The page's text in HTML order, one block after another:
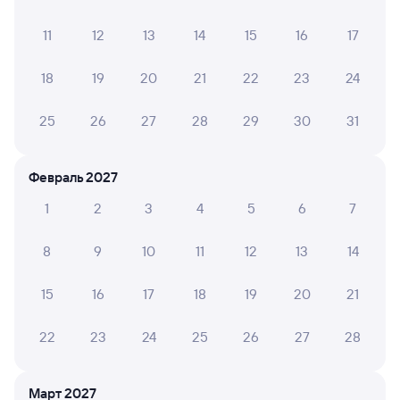
Отель Де Муазель
4 ⁠455 ⁠₽
Ласточкино гнездо
7 ⁠000 ⁠₽
Отзывы пассажиров Туту о поездах
по этому направлению
отрицательные мнения
ЛЮБОВЬ О.
орущих детей. Туалеты чистые, моя поездка с
11 12 13 14 15 16 17
18 19 20 21 22 23 24
25 26 27 28 29 30 31
Февраль 2027
1
2 3 4 5 6 7
8 9 10 11 12 13 14
15 16 17 18 19 20 21
22 23 24 25 26 27 28
Март 2027